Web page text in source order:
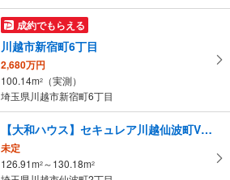
成約でもらえる
川越市新宿町6丁目
2,680万円
100.14m2
（実測）
埼玉県川越市新宿町6丁目
【大和ハウス】セキュレア川越仙波町VI （建築条件付宅地分譲）
未定
126.91m2 ～130.18m2